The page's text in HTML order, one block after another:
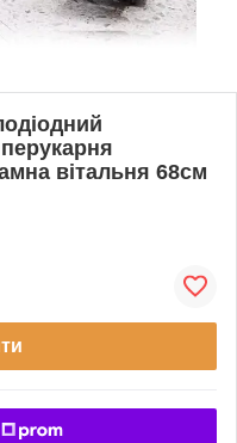
вітальня 68см